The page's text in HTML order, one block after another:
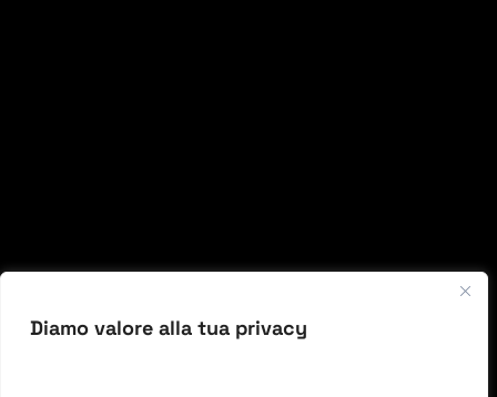
Diamo valore alla tua privacy